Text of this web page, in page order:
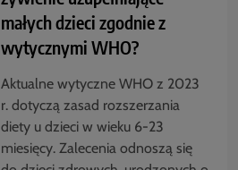
małych dzieci zgodnie z
wytycznymi WHO?
Aktualne wytyczne WHO z 2023
r. dotyczą zasad rozszerzania
diety u dzieci w wieku 6-23
miesięcy. Zalecenia odnoszą się